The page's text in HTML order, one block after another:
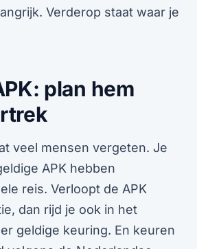
Verderop staat waar je
plan hem
veel mensen vergeten. Je
APK hebben
reis. Verloopt de APK
dan rijd je ook in het
geldige keuring. En keuren